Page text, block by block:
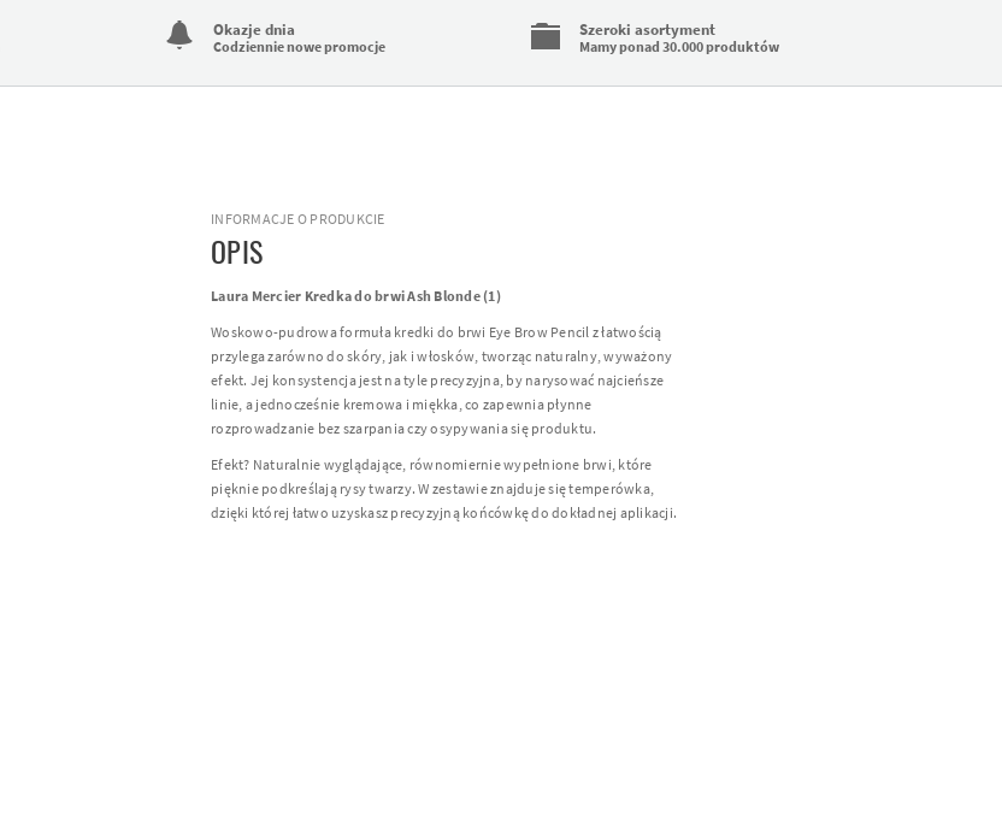
Okazje dnia
Codziennie nowe promocje
Szeroki asortyment
Mamy ponad 30.000 produktów
INFORMACJE O PRODUKCIE
OPIS
Laura Mercier Kredka do brwi Ash Blonde (1)
Woskowo-pudrowa formuła kredki do brwi Eye Brow Pencil z łatwością
przylega zarówno do skóry, jak i włosków, tworząc naturalny, wyważony
efekt. Jej konsystencja jest na tyle precyzyjna, by narysować najcieńsze
linie, a jednocześnie kremowa i miękka, co zapewnia płynne
rozprowadzanie bez szarpania czy osypywania się produktu.
Efekt? Naturalnie wyglądające, równomiernie wypełnione brwi, które
pięknie podkreślają rysy twarzy. W zestawie znajduje się temperówka,
dzięki której łatwo uzyskasz precyzyjną końcówkę do dokładnej aplikacji.